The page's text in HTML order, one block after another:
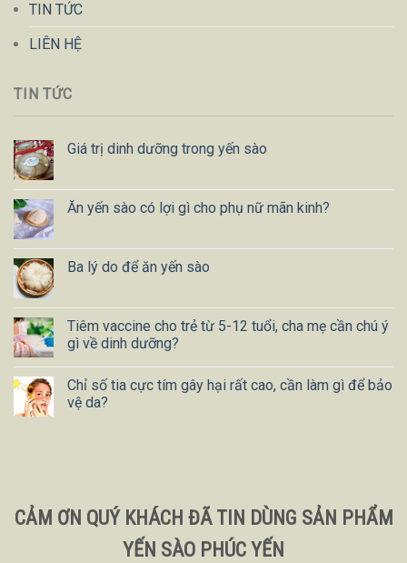
TIN TỨC
LIÊN HỆ
TIN TỨC
Giá trị dinh dưỡng trong yến sào
Ăn yến sào có lợi gì cho phụ nữ mãn kinh?
Ba lý do để ăn yến sào
Tiêm vaccine cho trẻ từ 5-12 tuổi, cha mẹ cần chú ý
gì về dinh dưỡng?
Chỉ số tia cực tím gây hại rất cao, cần làm gì để bảo
vệ da?
CẢM ƠN QUÝ KHÁCH ĐÃ TIN DÙNG SẢN PHẨM
YẾN SÀO PHÚC YẾN